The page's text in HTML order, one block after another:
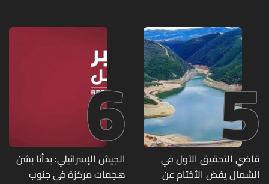
مزروعة بالماريجوانا
5
قاضي التحقيق الأول في
الشمال يفض الأختام عن
6
الجيش الإسرائيلي: بدأنا بشن
هجمات مركزة في جنوب